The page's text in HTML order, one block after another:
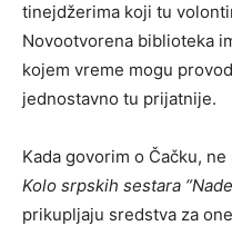
tinejdžerima koji tu
Novootvorena biblioteka
kojem vreme mogu
jednostavno tu prijatnije.
Kada govorim o Čačku,
Kolo srpskih sestara
prikupljaju sredstva za